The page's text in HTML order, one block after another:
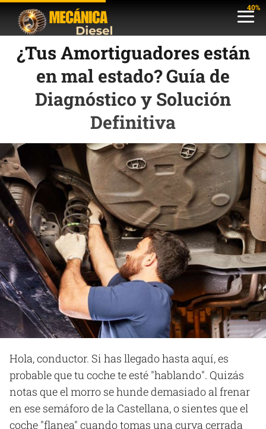
40%
¿Tus Amortiguadores están
en mal estado? Guía de
Diagnóstico y Solución
Definitiva
Hola, conductor. Si has llegado hasta aquí, es
probable que tu coche te esté "hablando". Quizás
notas que el morro se hunde demasiado al frenar
en ese semáforo de la Castellana, o sientes que el
coche "flanea" cuando tomas una curva cerrada